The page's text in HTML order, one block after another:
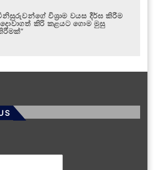
විශ්‍රාම වයස දීර්ඝ කිරීම
කිරි කළයට ගොම මුසු